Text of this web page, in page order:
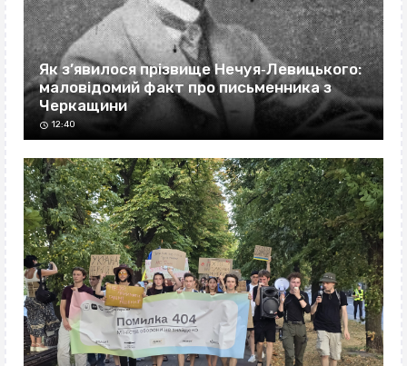
Як з’явилося прізвище Нечуя‐Левицького:
маловідомий факт про письменника з
Черкащини
12:40